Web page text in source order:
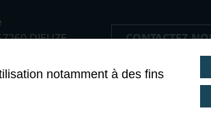
DIEUZE
CONTACTEZ-
notamment à des fins